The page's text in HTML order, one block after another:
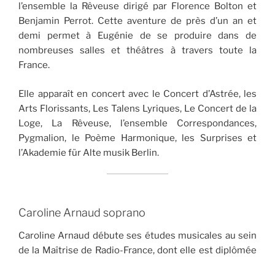
l’ensemble la Rêveuse dirigé par Florence Bolton et
Benjamin Perrot. Cette aventure de près d’un an et
demi permet à Eugénie de se produire dans de
nombreuses salles et théâtres à travers toute la
France.
Elle apparaît en concert avec le Concert d’Astrée, les
Arts Florissants, Les Talens Lyriques, Le Concert de la
Loge, La Rêveuse, l’ensemble Correspondances,
Pygmalion, le Poème Harmonique, les Surprises et
l’Akademie für Alte musik Berlin.
Caroline Arnaud soprano
Caroline Arnaud débute ses études musicales au sein
de la Maîtrise de Radio-France, dont elle est diplômée